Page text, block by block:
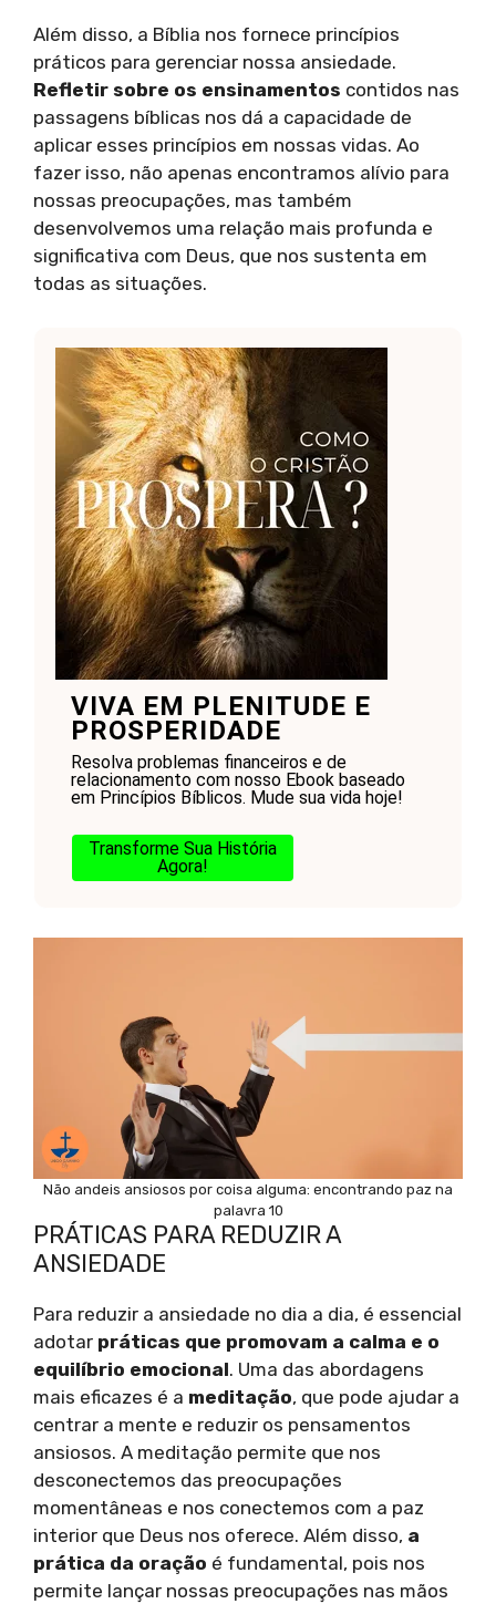
Além disso, a Bíblia nos fornece princípios
práticos para gerenciar nossa ansiedade.
Refletir sobre os ensinamentos contidos nas
passagens bíblicas nos dá a capacidade de
aplicar esses princípios em nossas vidas. Ao
fazer isso, não apenas encontramos alívio para
nossas preocupações, mas também
desenvolvemos uma relação mais profunda e
significativa com Deus, que nos sustenta em
todas as situações.
VIVA EM PLENITUDE E
PROSPERIDADE
Resolva problemas financeiros e de
relacionamento com nosso Ebook baseado
em Princípios Bíblicos. Mude sua vida hoje!
Transforme Sua História
Agora!
Não andeis ansiosos por coisa alguma: encontrando paz na
palavra 10
PRÁTICAS PARA REDUZIR A
ANSIEDADE
Para reduzir a ansiedade no dia a dia, é essencial
adotar práticas que promovam a calma e o
equilíbrio emocional. Uma das abordagens
mais eficazes é a meditação, que pode ajudar a
centrar a mente e reduzir os pensamentos
ansiosos. A meditação permite que nos
desconectemos das preocupações
momentâneas e nos conectemos com a paz
interior que Deus nos oferece. Além disso, a
prática da oração é fundamental, pois nos
permite lançar nossas preocupações nas mãos